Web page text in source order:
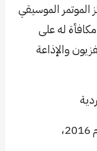
الموسيقي
له على
والإذاعة